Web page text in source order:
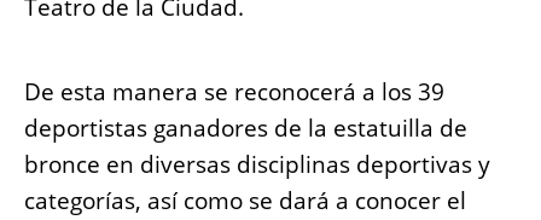
Teatro de la Ciudad.
De esta manera se reconocerá a los 39
deportistas ganadores de la estatuilla de
bronce en diversas disciplinas deportivas y
categorías, así como se dará a conocer el